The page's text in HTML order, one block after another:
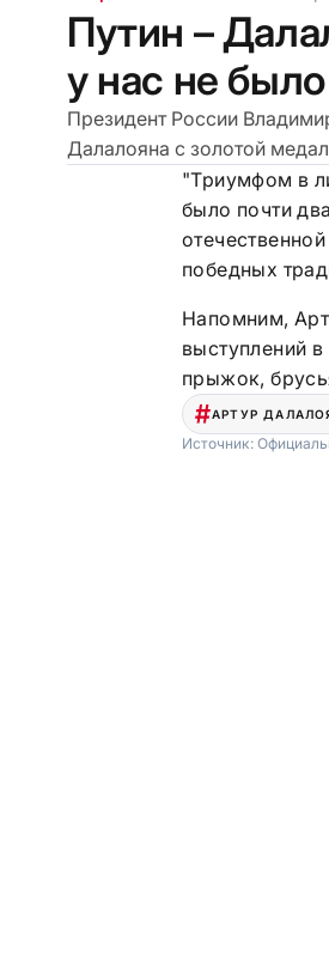
Путин –
у нас не
Президент России
Далалояна с золотой
"Триумфом в
было почти
победных
Напомним,
выступлений
прыжок,
АРТУР
Источник: